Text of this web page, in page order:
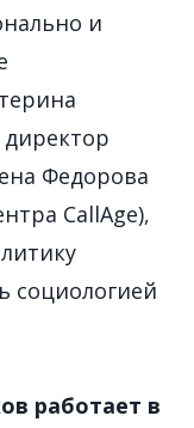
и
Федорова
CallAge),
социологией
работает в